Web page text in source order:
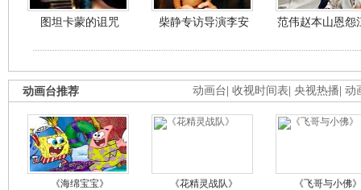
图坦卡蒙的诅咒 柴静专访导演李安 范伟赵本山恩怨
动画台 收视时间表 央视热播 动
动画台推荐
《海绵宝宝》 《花精灵战队》 《飞哥与小佛》